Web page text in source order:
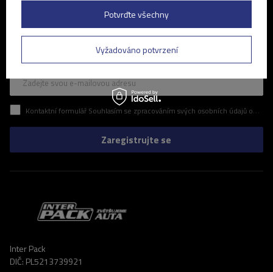
Pravidelné informace o nejnovějších akcích a slevách v našem
obchodě. Zní to zajímavě? Přihlaste se k odběru našeho newsletteru
a ujistěte se, že vám neunikne žádná z atraktivních nabídek, které pro
Zadejte svou e-mailovou adresu
Kontaktní formulář Souhlasím se zpracováním svých osobních údajů obsažených v kontaktním formuláři v souladu s nařízením Evropského parlamentu a Rady (EU)
Zaregistrujte se
Inter Pack
DIČ: PL5213739921
Vyžadováno potvrzení
Potvrďte všechny